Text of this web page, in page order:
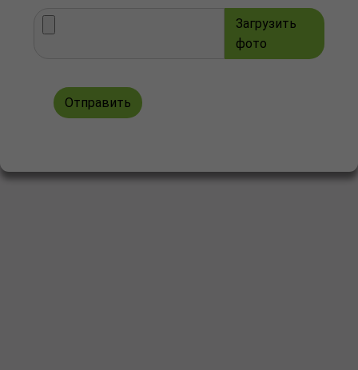
Загрузить
фото
Отправить